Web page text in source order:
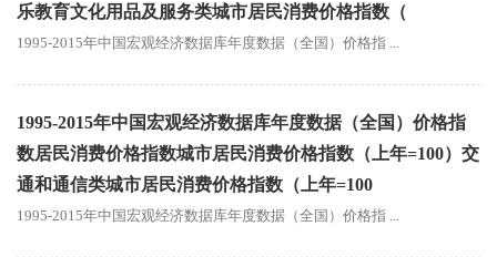
乐教育文化用品及服务类城市居民消费价格指数（
1995-2015年中国宏观经济数据库年度数据（全国）价格指 ...
1995-2015年中国宏观经济数据库年度数据（全国）价格指
数居民消费价格指数城市居民消费价格指数（上年=100）交
通和通信类城市居民消费价格指数（上年=100
1995-2015年中国宏观经济数据库年度数据（全国）价格指 ...